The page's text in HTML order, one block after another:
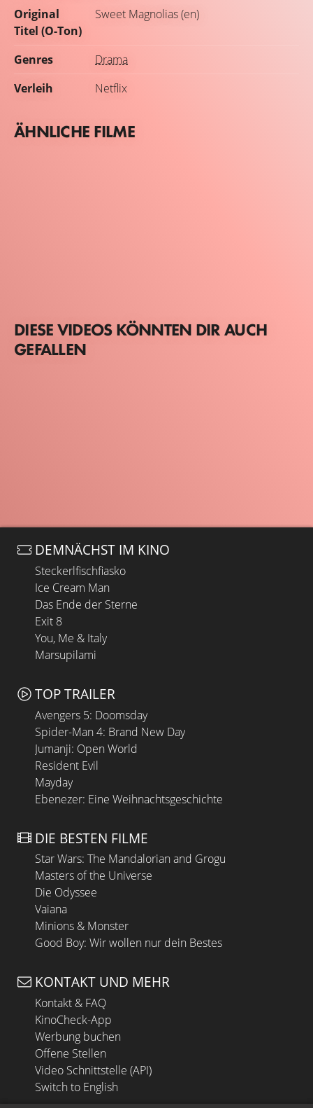
Original
Titel (O-Ton)
Sweet Magnolias (en)
Genres
Drama
Verleih
Netflix
ÄHNLICHE FILME
DIESE VIDEOS KÖNNTEN DIR AUCH
GEFALLEN
DEMNÄCHST IM KINO
Steckerlfischfiasko
Ice Cream Man
Das Ende der Sterne
Exit 8
You, Me & Italy
Marsupilami
TOP TRAILER
Avengers 5: Doomsday
Spider-Man 4: Brand New Day
Jumanji: Open World
Resident Evil
Mayday
Ebenezer: Eine Weihnachtsgeschichte
DIE BESTEN FILME
Star Wars: The Mandalorian and Grogu
Masters of the Universe
Die Odyssee
Vaiana
Minions & Monster
Good Boy: Wir wollen nur dein Bestes
KONTAKT UND MEHR
Kontakt & FAQ
KinoCheck-App
Werbung buchen
Offene Stellen
Video Schnittstelle (API)
Switch to English